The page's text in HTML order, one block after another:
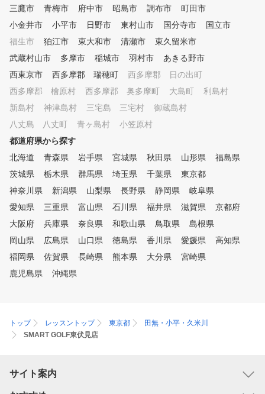
い時にはシミュレーショ
って、効率よく練習でき
お客様のご予定にあわせ
利用ください。 ④ゴルフ初心
者から上級者まで楽しめ
モード 同じシチュエーシ
、ゲーム感覚でティーシ
やアプローチの練習を楽
すので、そのときの気分
けます。
三鷹市
青梅市 府中市 昭島市 調布市
町田市
小金井市
小平市 日野市 東村山市 国分寺市
国立市
福生市
狛江市 東大和市 清瀬市
東久留米市
武蔵村山市
多摩市 稲城市 羽村市
あきる野市
西東京市
西多摩郡 瑞穂町
西多摩郡 日の出町
西多摩郡 檜原村
西多摩郡 奥多摩町 大島町
利島村
新島村
神津島村 三宅島 三宅村
御蔵島村
八丈島 八丈町
青ヶ島村
小笠原村
都道府県から探す
北海道
青森県 岩手県 宮城県 秋田県 山形県
福島県
茨城県
栃木県 群馬県 埼玉県 千葉県
東京都
神奈川県
新潟県 山梨県 長野県 静岡県
岐阜県
愛知県
三重県 富山県 石川県 福井県 滋賀県
京都府
大阪府
兵庫県 奈良県 和歌山県 鳥取県
島根県
岡山県
広島県 山口県 徳島県 香川県 愛媛県
高知県
福岡県
佐賀県 長崎県 熊本県 大分県
宮崎県
鹿児島県
沖縄県
トップ レッスントップ 東京都
田無・小平・久米川
SMART GOLF東伏見店
サイト案内